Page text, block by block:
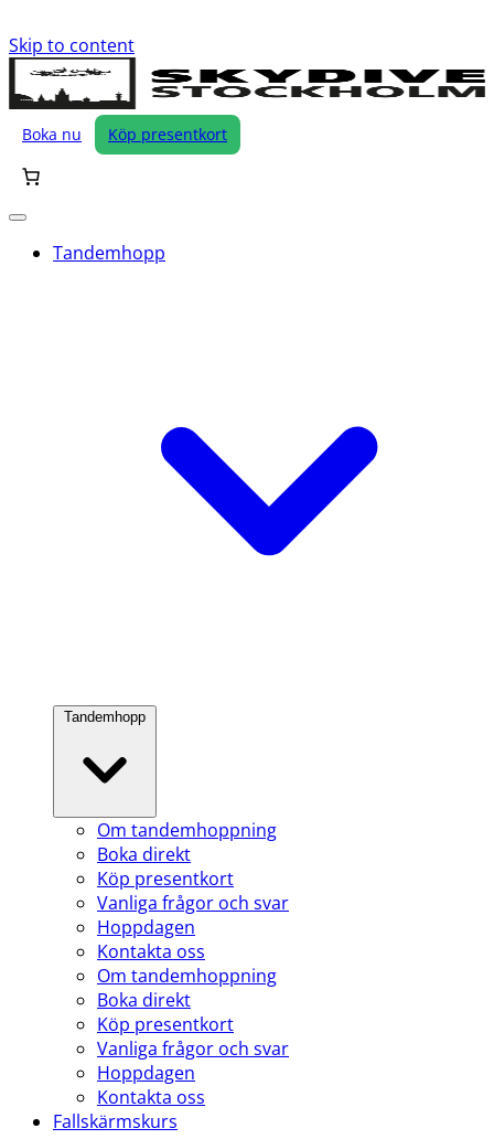
Skip to content
Boka nu Köp presentkort
Tandemhopp
Tandemhopp
Om tandemhoppning
Boka direkt
Köp presentkort
Vanliga frågor och svar
Hoppdagen
Kontakta oss
Om tandemhoppning
Boka direkt
Köp presentkort
Vanliga frågor och svar
Hoppdagen
Kontakta oss
Fallskärmskurs